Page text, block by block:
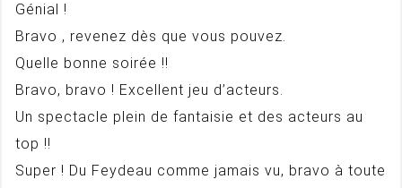
Génial !
Bravo , revenez dès que vous pouvez.
Quelle bonne soirée !!
Bravo, bravo ! Excellent jeu d’acteurs.
Un spectacle plein de fantaisie et des acteurs au
top !!
Super ! Du Feydeau comme jamais vu, bravo à toute